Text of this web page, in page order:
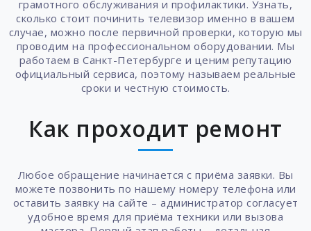
грамотного обслуживания и профилактики. Узнать,
сколько стоит починить телевизор именно в вашем
случае, можно после первичной проверки, которую мы
проводим на профессиональном оборудовании. Мы
работаем в Санкт-Петербурге и ценим репутацию
официальный сервиса, поэтому называем реальные
сроки и честную стоимость.
Как проходит ремонт
Любое обращение начинается с приёма заявки. Вы
можете позвонить по нашему номеру телефона или
оставить заявку на сайте – администратор согласует
удобное время для приёма техники или вызова